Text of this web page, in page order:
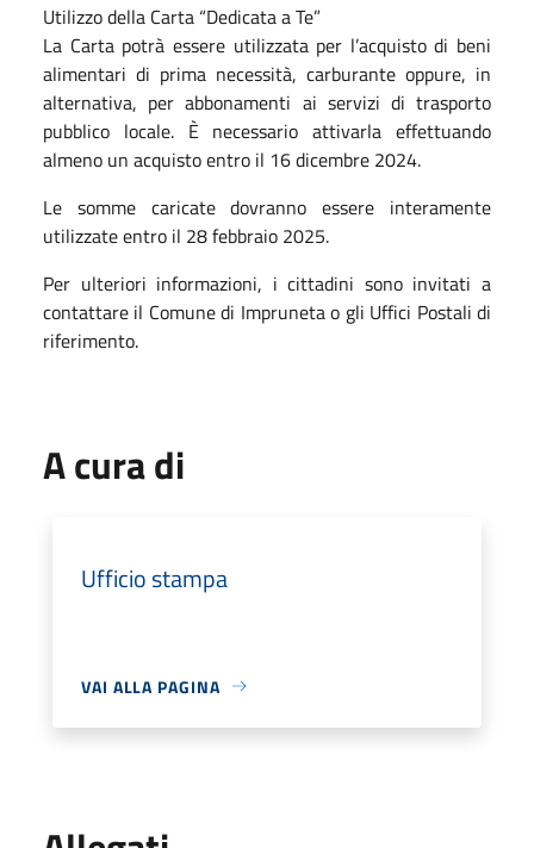
Utilizzo della Carta “Dedicata a Te”
La Carta potrà essere utilizzata per l’acquisto di beni
alimentari di prima necessità, carburante oppure, in
alternativa, per abbonamenti ai servizi di trasporto
pubblico locale. È necessario attivarla effettuando
almeno un acquisto entro il 16 dicembre 2024.
Le somme caricate dovranno essere interamente
utilizzate entro il 28 febbraio 2025.
Per ulteriori informazioni, i cittadini sono invitati a
contattare il Comune di Impruneta o gli Uffici Postali di
riferimento.
A cura di
Ufficio stampa
VAI ALLA PAGINA